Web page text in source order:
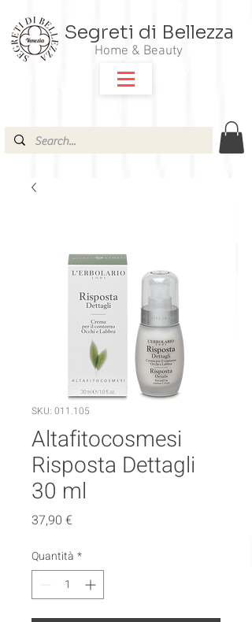
Segreti di Bellezza
Home & Beauty
SKU: 011.105
Altafitocosmesi
Risposta Dettagli
30 ml
37,90 €
Quantità *